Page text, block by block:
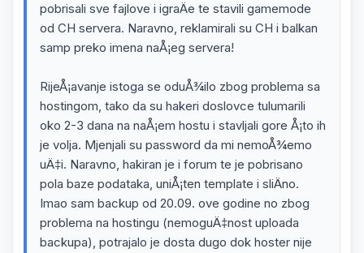
pobrisali sve fajlove i igraÄe te stavili gamemode
od CH servera. Naravno, reklamirali su CH i balkan
samp preko imena naÅ¡eg servera!
RijeÅ¡avanje istoga se oduÅ¾ilo zbog problema sa
hostingom, tako da su hakeri doslovce tulumarili
oko 2-3 dana na naÅ¡em hostu i stavljali gore Å¡to ih
je volja. Mjenjali su password da mi nemoÅ¾emo
uÄ‡i. Naravno, hakiran je i forum te je pobrisano
pola baze podataka, uniÅ¡ten template i sliÄno.
Imao sam backup od 20.09. ove godine no zbog
problema na hostingu (nemoguÄ‡nost uploada
backupa), potrajalo je dosta dugo dok hoster nije